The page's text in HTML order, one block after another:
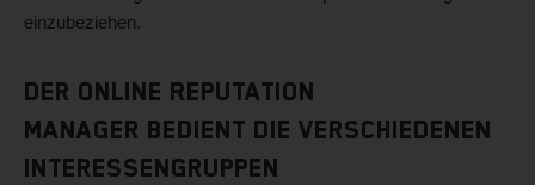
einzubeziehen.
Der Online Reputation
Manager bedient die verschiedenen
Interessengruppen